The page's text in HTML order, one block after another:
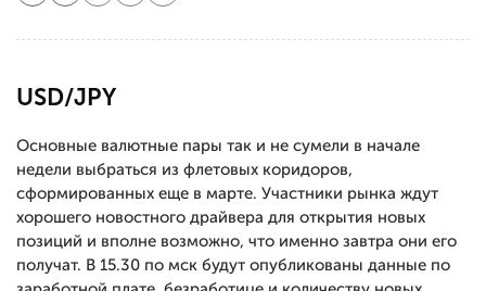
USD/JPY
Основные валютные пары так и не сумели в начале
недели выбраться из флетовых коридоров,
сформированных еще в марте. Участники рынка ждут
хорошего новостного драйвера для открытия новых
позиций и вполне возможно, что именно завтра они его
получат. В 15.30 по мск будут опубликованы данные по